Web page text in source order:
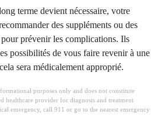
terme devient nécessaire, votre
des suppléments ou des
prévenir les complications. Ils
possibilités de vous faire revenir à une
sera médicalement approprié.
purposes only and does not constitute
healthcare provider for diagnosis and treatment
emergency, call 911 or go to the nearest emergency